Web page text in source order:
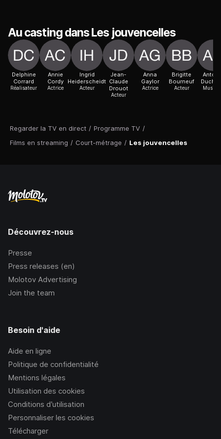
Regarder la TV en direct / Programme TV /
Films en streaming / Court-métrage / Les jouvencelles
Au casting dans Les jouvencelles
Delphine
Corrard
Réalisateur
Annie
Cordy
Actrice
Ingrid
Heiderscheidt
Acteur
Jean-
Claude
Drouot
Acteur
Anna
Gaylor
Actrice
Brigitte
Bourneuf
Acteur
Découvrez-nous
Presse
Press releases (en)
Molotov Advertising
Join the team
Besoin d'aide
Aide en ligne
Politique de confidentialité
Mentions légales
Utilisation des cookies
Conditions d’utilisation
Personnaliser les cookies
Télécharger